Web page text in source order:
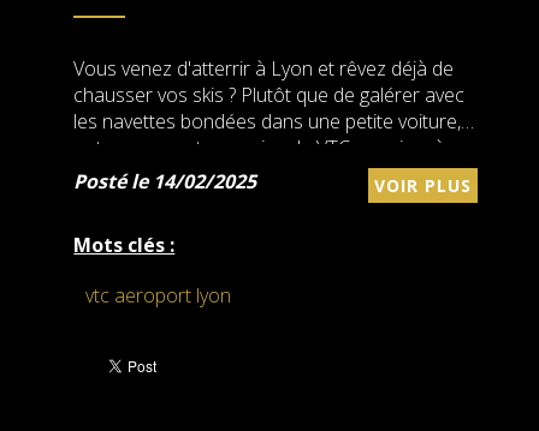
Vous venez d'atterrir à Lyon et rêvez déjà de
chausser vos skis ? Plutôt que de galérer avec
les navettes bondées dans une petite voiture,
optez pour notre service de VTC premium à
petit prix. .
Posté le 14/02/2025 VOIR PLUS
Mots clés :
vtc aeroport lyon